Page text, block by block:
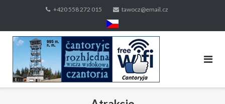
content
+420 558 272 015 tawocz@email.cz